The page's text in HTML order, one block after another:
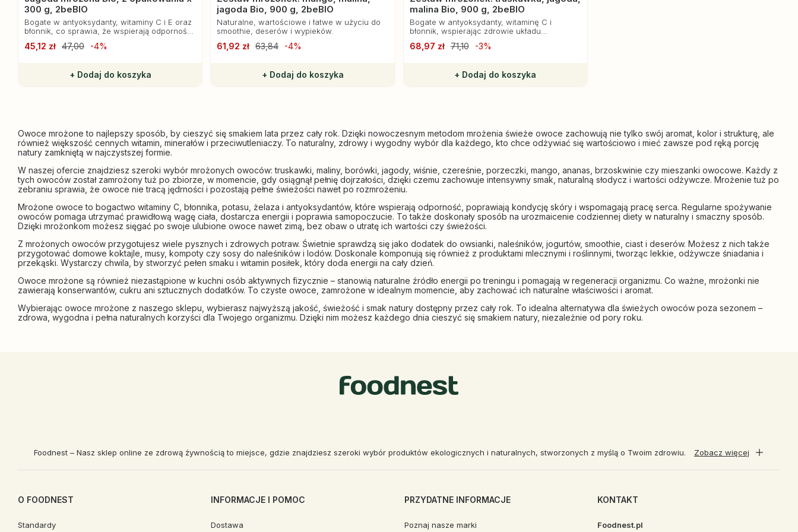
300 g, 2beBIO
Bogate w antyoksydanty, witaminy C i E oraz
błonnik, co sprawia, że wspierają odporność i
45,12 zł 47,00 -4%
+ Dodaj do koszyka
jagoda Bio, 900 g, 2beBIO
Naturalne, wartościowe i łatwe w użyciu do
smoothie, deserów i wypieków.
61,92 zł 63,84 -4%
+ Dodaj do koszyka
malina Bio, 900 g, 2beBIO
Bogate w antyoksydanty, witaminę C i
błonnik, wspierając zdrowie układu
68,97 zł 71,10 -3%
+ Dodaj do koszyka
Owoce mrożone to najlepszy sposób, by cieszyć się smakiem lata przez cały rok. Dzięki nowoczesnym metodom mrożenia świeże owoce zachowują nie tylko swój aromat, kolor i strukturę, ale
również większość cennych witamin, minerałów i przeciwutleniaczy. To naturalny, zdrowy i wygodny wybór dla każdego, kto chce odżywiać się wartościowo i mieć zawsze pod ręką porcję
natury zamkniętą w najczystszej formie.
W naszej ofercie znajdziesz szeroki wybór mrożonych owoców: truskawki, maliny, borówki, jagody, wiśnie, czereśnie, porzeczki, mango, ananas, brzoskwinie czy mieszanki owocowe. Każdy z
tych owoców został zamrożony tuż po zbiorze, w momencie, gdy osiągnął pełnię dojrzałości, dzięki czemu zachowuje intensywny smak, naturalną słodycz i wartości odżywcze. Mrożenie tuż po
zebraniu sprawia, że owoce nie tracą jędrności i pozostają pełne świeżości nawet po rozmrożeniu.
Mrożone owoce to bogactwo witaminy C, błonnika, potasu, żelaza i antyoksydantów, które wspierają odporność, poprawiają kondycję skóry i wspomagają pracę serca. Regularne spożywanie
owoców pomaga utrzymać prawidłową wagę ciała, dostarcza energii i poprawia samopoczucie. To także doskonały sposób na urozmaicenie codziennej diety w naturalny i smaczny sposób.
Dzięki mrożonkom możesz sięgać po swoje ulubione owoce nawet zimą, bez obaw o utratę ich wartości czy świeżości.
Z mrożonych owoców przygotujesz wiele pysznych i zdrowych potraw. Świetnie sprawdzą się jako dodatek do owsianki, naleśników, jogurtów, smoothie, ciast i deserów. Możesz z nich także
przygotować domowe koktajle, musy, kompoty czy sosy do naleśników i lodów. Doskonale komponują się również z produktami mlecznymi i roślinnymi, tworząc lekkie, odżywcze śniadania i
przekąski. Wystarczy chwila, by stworzyć pełen smaku i witamin posiłek, który doda energii na cały dzień.
Owoce mrożone są również niezastąpione w kuchni osób aktywnych fizycznie – stanowią naturalne źródło energii po treningu i pomagają w regeneracji organizmu. Co ważne, mrożonki nie
zawierają konserwantów, cukru ani sztucznych dodatków. To czyste owoce, zamrożone w idealnym momencie, aby zachować ich naturalne właściwości i aromat.
Wybierając owoce mrożone z naszego sklepu, wybierasz najwyższą jakość, świeżość i smak natury dostępny przez cały rok. To idealna alternatywa dla świeżych owoców poza sezonem –
zdrowa, wygodna i pełna naturalnych korzyści dla Twojego organizmu. Dzięki nim możesz każdego dnia cieszyć się smakiem natury, niezależnie od pory roku.
Foodnest – Nasz sklep online ze zdrową żywnością to miejsce, gdzie znajdziesz szeroki wybór produktów ekologicznych i naturalnych, stworzonych z myślą o Twoim zdrowiu. Zobacz więcej
O FOODNEST
Standardy
INFORMACJE I POMOC
Dostawa
PRZYDATNE INFORMACJE
Poznaj nasze marki
KONTAKT
Foodnest.pl